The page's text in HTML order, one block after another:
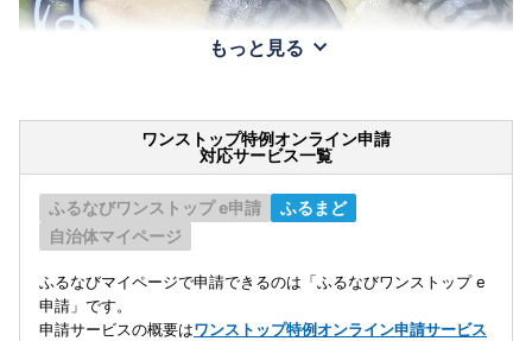
もっと見る
ワンストップ特例オンライン申請
対応サービス一覧
ふるなびワンストップ e申請
ふるまど
自治体マイページ
ふるなびマイページで申請できるのは「ふるなびワンストップ e
申請」です。
申請サービスの概要はワンストップ特例オンライン申請サービス